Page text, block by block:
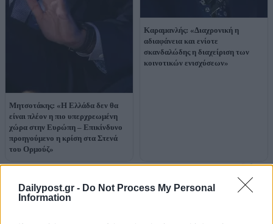
Dailypost.gr - Do Not Process My Personal
Information
Μητσοτάκης: «Η Ελλάδα δεν θα
είναι πλέον η πιο υπερχρεωμένη
χώρα στην Ευρώπη – Επικίνδυνο
προηγούμενο η κρίση στα Στενά
του Ορμούζ»
Καραμανλής: «Διαχρονική η
αδιαφάνεια και ενίοτε
σκανδαλώδης η διαχείριση των
κοινοτικών ενισχύσεων»